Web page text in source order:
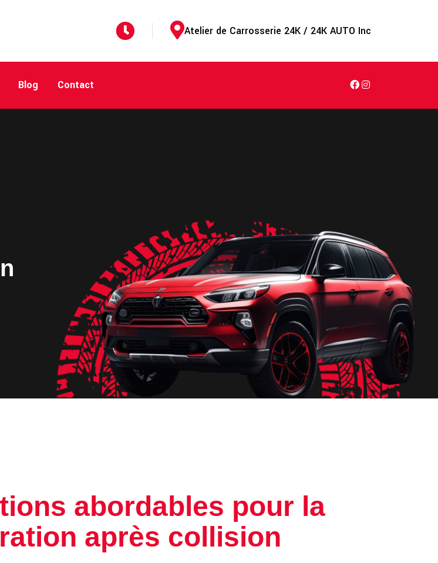
Atelier de Carrosserie 24K / 24K AUTO Inc
Blog Contact
abordables pour la
après collision